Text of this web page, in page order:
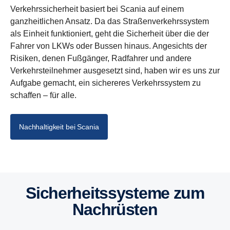
Verkehrssicherheit basiert bei Scania auf einem
ganzheitlichen Ansatz. Da das Straßenverkehrssystem
als Einheit funktioniert, geht die Sicherheit über die der
Fahrer von LKWs oder Bussen hinaus. Angesichts der
Risiken, denen Fußgänger, Radfahrer und andere
Verkehrsteilnehmer ausgesetzt sind, haben wir es uns zur
Aufgabe gemacht, ein sichereres Verkehrssystem zu
schaffen – für alle.
Nachhaltigkeit bei Scania
Sicherheitssysteme zum
Nachrüsten